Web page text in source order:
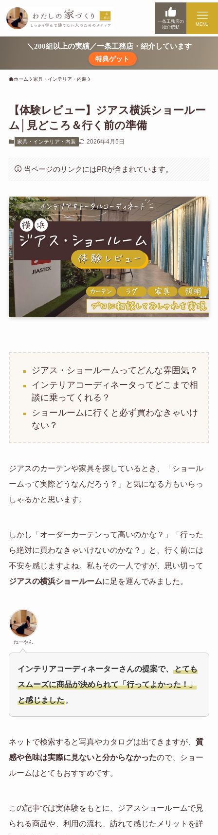
一条工務店の
紹介依頼
MENU
＼200組以上の実績／一条工務店・紹介しています
特典ゲット
ホーム 家具・インテリア・内装
【体験レビュー】ジアス横浜ショールー
ム│見どころ＆行く前の準備
家具・インテリア・内装 2026年4月5日
当ページのリンクにはPRが含まれています。
ジアス・ショールームってどんな雰囲気？
インテリアコーディネータってどこまで相
談に乗ってくれる？
ショールームに行くと必ず買わなきゃいけ
ない？
ジアスのカーテンや家具を探しているとき、「ショール
ームって実際どうなんだろう？」と気になる方もいらっ
しゃるかと思います。
しかし「オーダーカーテンって高いのかな？」「行った
ら絶対に買わなきゃいけないのかな？」と、行く前には
不安を感じますよね。私もその一人ですが、思い切って
ジアスの横浜ショールームに足を運んでみました。
ねーやん
インテリアコーディネーターさんの提案で、
とても
スムーズに商品が決められて「行ってよかった！」
と感じました。
ネットで検索すると写真やカタログは出てきますが、 質
感や色味は実際に見ないと分からなかったので、ショー
ルームはとてもおすすめです。
この記事では実体験をもとに、ジアスショールームで見
られる商品や、利用の流れ、訪れて感じたメリットを詳